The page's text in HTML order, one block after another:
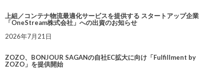
上組／コンテナ物流最適化サービスを提供する スタートアップ企業
「OneStream株式会社」への出資のお知らせ
2026年7月21日
ZOZO、BONJOUR SAGANの自社EC拡大に向け「Fulfillment by
ZOZO」を提供開始